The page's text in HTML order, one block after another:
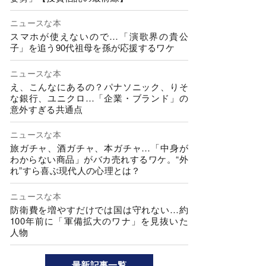
ニュースな本
スマホが使えないので…「演歌界の貴公
子」を追う90代祖母を孫が応援するワケ
ニュースな本
え、こんなにあるの？パナソニック、りそ
な銀行、ユニクロ…「企業・ブランド」の
意外すぎる共通点
ニュースな本
旅ガチャ、酒ガチャ、本ガチャ…「中身が
わからない商品」がバカ売れするワケ。“外
れ”すら喜ぶ現代人の心理とは？
ニュースな本
防衛費を増やすだけでは国は守れない…約
100年前に「軍備拡大のワナ」を見抜いた
人物